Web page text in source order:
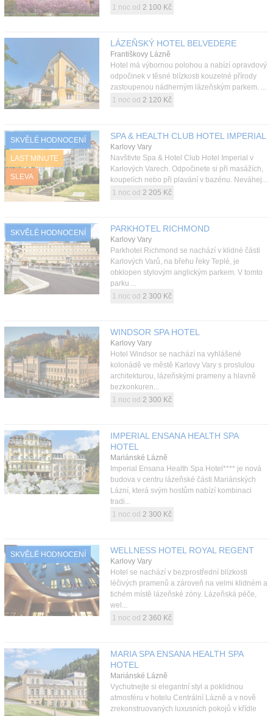
1 noc od 2 100 Kč
LÁZEŇSKÝ HOTEL BELVEDERE
Františkovy Lázně
Hotel má výbornou polohou a nabízí opravdový
odpočinek v těsné blízkosti kouzelné přírody
zastoupenou nádherným lázeňským parkem. ...
1 noc od 2 120 Kč
SKVĚLÉ HODNOCENÍ
LAST MINUTE
SLEVA
SPA & HEALTH CLUB HOTEL IMPERIAL
Karlovy Vary
Navštivte Spa & Hotel Club Hotel Imperial v
Karlových Varech. Odpočinete si při masážích,
koupelích nebo při plavání v bazénu. Neváhej...
1 noc od 2 205 Kč
SKVĚLÉ HODNOCENÍ PARKHOTEL RICHMOND
Karlovy Vary
Parkhotel Richmond se nachází v klidné části
Karlových Varů, na břehu řeky Teplé, je
obklopen stylovým anglickým parkem. V tomto
parku ...
1 noc od 2 300 Kč
WINDSOR SPA HOTEL
Karlovy Vary
Hotel Windsor se nachází na vyhlášené
kolonádě ve městě Karlovy Vary s proslulou
architekturou, lázeňskými prameny a hlavně
bezkonkuren...
1 noc od 2 300 Kč
IMPERIAL ENSANA HEALTH SPA
HOTEL
Mariánské Lázně
Imperial Ensana Health Spa Hotel**** je nová
budova v centru lázeňské části Mariánských
Lázní, která svým hostům nabízí kombinaci
tradi...
1 noc od 2 300 Kč
SKVĚLÉ HODNOCENÍ WELLNESS HOTEL ROYAL REGENT
Karlovy Vary
Hotel se nachází v bezprostřední blízkosti
léčivých pramenů a zároveň na velmi klidném a
tichém místě lázeňské zóny. Lázeňská péče,
wel...
1 noc od 2 360 Kč
MARIA SPA ENSANA HEALTH SPA
HOTEL
Mariánské Lázně
Vychutnejte si elegantní styl a poklidnou
atmosféru v hotelu Centrální Lázně a v nově
zrekonstruovaných luxusních pokojů v křídle